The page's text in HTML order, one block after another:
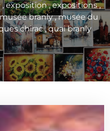
,exposition,expositions,
branly,musée du
chirac,quai branly